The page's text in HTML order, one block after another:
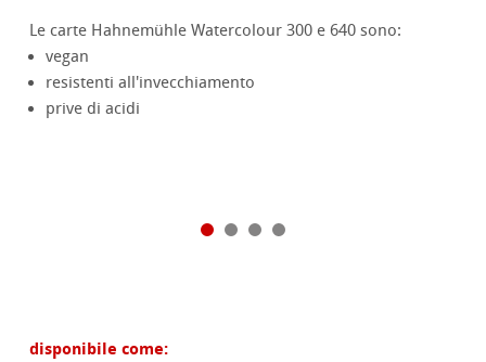
Le carte Hahnemühle Watercolour 300 e 640 sono:
vegan
resistenti all'invecchiamento
prive di acidi
disponibile come: